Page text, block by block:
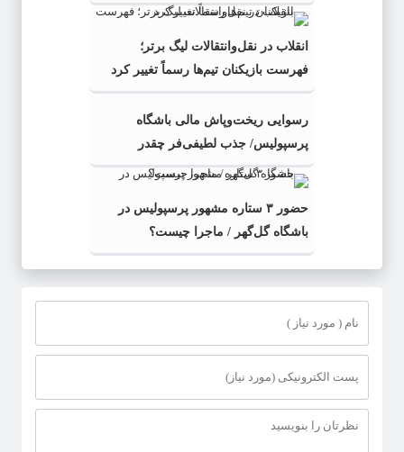
انقلاب در نقل‌وانتقالات لیگ برتر؛
فهرست بازیکنان تیم‌ها رسماً تغییر کرد
رسوایی ریخت‌وپاش مالی باشگاه
پرسپولیس/ جذب لطیفی‌فر چقدر
می‌ارزید؟
حضور ۳ ستاره مشهور پرسپولیس در
باشگاه گل‌گهر / ماجرا چیست؟